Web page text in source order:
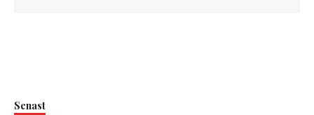
Senast